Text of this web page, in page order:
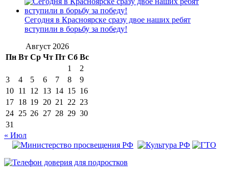
Сегодня в Красноярске сразу двое наших ребят
вступили в борьбу за победу!
Август 2026
Пн Вт Ср Чт Пт Сб Вс
1
2
3
4 5 6 7 8
9
10 11 12 13 14 15 16
17 18 19 20 21 22 23
24 25 26 27 28 29 30
31
« Июл